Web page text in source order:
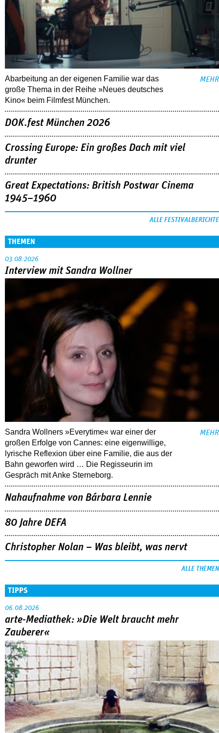
Abarbeitung an der eigenen Familie war das
große Thema in der Reihe »Neues deutsches
Kino« beim Filmfest München.
MEHR
DOK.fest München 2026
Crossing Europe: Ein großes Dach mit viel
drunter
Great Expectations: British Postwar Cinema
1945–1960
ALLE FESTIVALBERICHTE
THEMEN
03.08.2026
Interview mit Sandra Wollner
Sandra Wollners »Everytime« war einer der
großen Erfolge von Cannes: eine eigenwillige,
lyrische Reflexion über eine ­Familie, die aus der
Bahn geworfen wird … Die Regisseurin im
Gespräch mit Anke Sterneborg.
MEHR
Nahaufnahme von Bárbara Lennie
80 Jahre DEFA
Christopher Nolan – Was bleibt, was nervt
ALLE THEMEN
TIPPS
06.08.2026
arte-Mediathek: »Die Welt braucht mehr
Zauberer«